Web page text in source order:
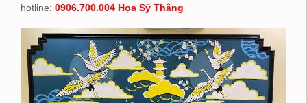
hotline: 0906.700.004 Họa Sỹ Thắng